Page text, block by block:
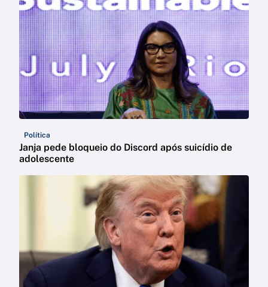
Política
Janja pede bloqueio do Discord após suicídio de
adolescente